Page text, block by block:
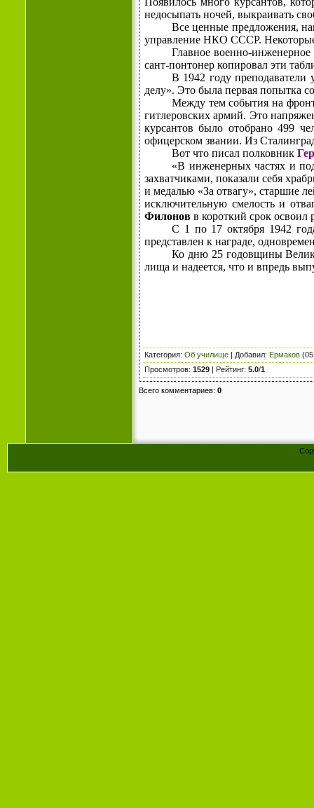
недосыпать ночей, выкраивать
Все ценные предложения,
управление НКО СССР. Некоторые
Главное военно-
сант-понтонер копировал эти
В 1942 году
делу». Это была первая попытка
Между тем события на
гитлеровских армий. Это
курсантов было отобрано 499
офицерском звании. Из
Вот что писал полковник
«В инженерных частях и
захватчиками, показали себя
и медалью «За отвагу», старшие
исключительную смелость и
Филонов в короткий срок
С 1 по 17 октября 1942
представлен к награде,
Ко дню 25 годовщины
лища и надеется, что и впредь
Категория: Об училище | Добавил: Ермаков
Просмотров: 1529 | Рейтинг: 5.0/1
Всего комментариев: 0